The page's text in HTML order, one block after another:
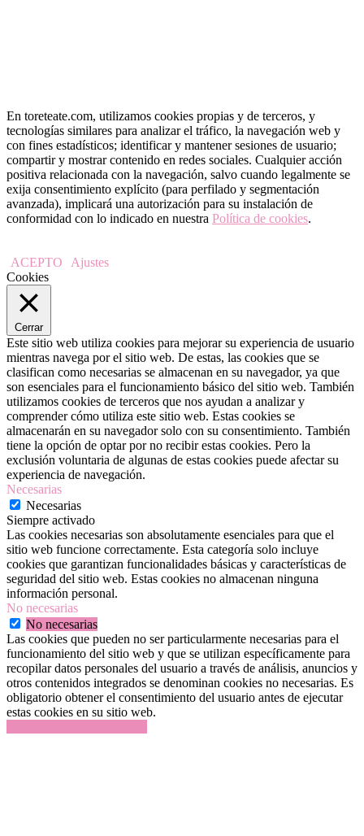
En toreteate.com, utilizamos cookies propias y de terceros, y
tecnologías similares para analizar el tráfico, la navegación web y
con fines estadísticos; identificar y mantener sesiones de usuario;
compartir y mostrar contenido en redes sociales. Cualquier acción
positiva relacionada con la navegación, salvo cuando legalmente se
exija consentimiento explícito (para perfilado y segmentación
avanzada), implicará una autorización para su instalación de
conformidad con lo indicado en nuestra Política de cookies.
ACEPTO
Ajustes
Cookies
Cerrar
Este sitio web utiliza cookies para mejorar su experiencia de usuario
mientras navega por el sitio web. De estas, las cookies que se
clasifican como necesarias se almacenan en su navegador, ya que
son esenciales para el funcionamiento básico del sitio web. También
utilizamos cookies de terceros que nos ayudan a analizar y
comprender cómo utiliza este sitio web. Estas cookies se
almacenarán en su navegador solo con su consentimiento. También
tiene la opción de optar por no recibir estas cookies. Pero la
exclusión voluntaria de algunas de estas cookies puede afectar su
experiencia de navegación.
Necesarias
Necesarias
Siempre activado
Las cookies necesarias son absolutamente esenciales para que el
sitio web funcione correctamente. Esta categoría solo incluye
cookies que garantizan funcionalidades básicas y características de
seguridad del sitio web. Estas cookies no almacenan ninguna
información personal.
No necesarias
No necesarias
Las cookies que pueden no ser particularmente necesarias para el
funcionamiento del sitio web y que se utilizan específicamente para
recopilar datos personales del usuario a través de análisis, anuncios y
otros contenidos integrados se denominan cookies no necesarias. Es
obligatorio obtener el consentimiento del usuario antes de ejecutar
estas cookies en su sitio web.